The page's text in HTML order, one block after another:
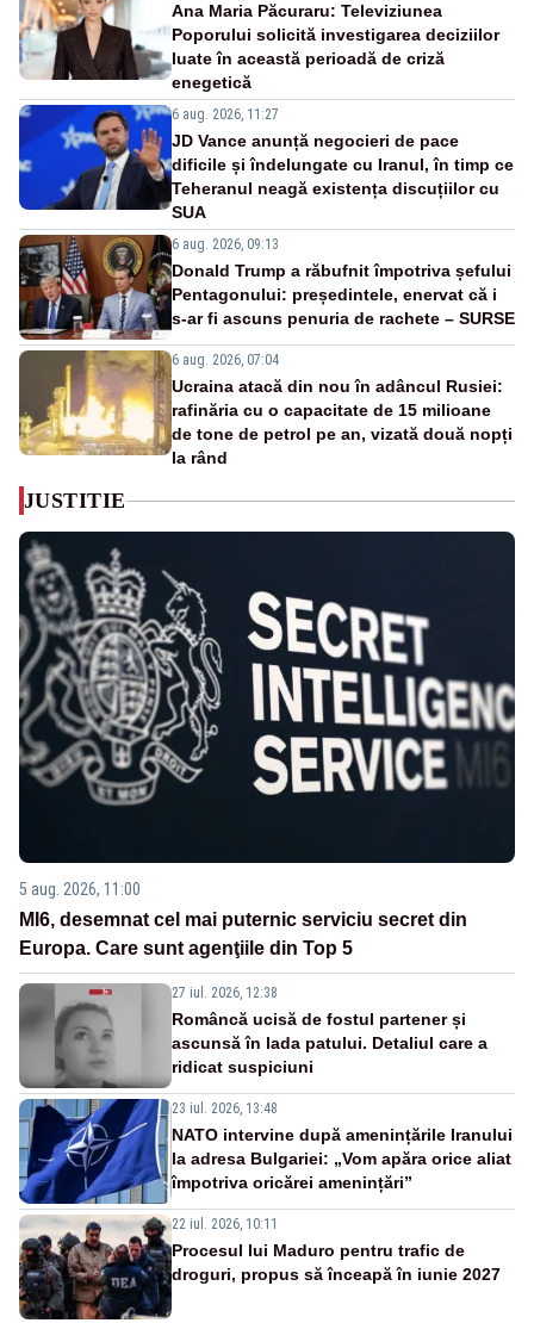
Ana Maria Păcuraru: Televiziunea
Poporului solicită investigarea deciziilor
luate în această perioadă de criză
enegetică
6 aug. 2026, 11:27
JD Vance anunță negocieri de pace
dificile și îndelungate cu Iranul, în timp ce
Teheranul neagă existența discuțiilor cu
SUA
6 aug. 2026, 09:13
Donald Trump a răbufnit împotriva șefului
Pentagonului: președintele, enervat că i
s-ar fi ascuns penuria de rachete – SURSE
6 aug. 2026, 07:04
Ucraina atacă din nou în adâncul Rusiei:
rafinăria cu o capacitate de 15 milioane
de tone de petrol pe an, vizată două nopți
la rând
JUSTITIE
5 aug. 2026, 11:00
MI6, desemnat cel mai puternic serviciu secret din
Europa. Care sunt agenţiile din Top 5
27 iul. 2026, 12:38
Româncă ucisă de fostul partener și
ascunsă în lada patului. Detaliul care a
ridicat suspiciuni
23 iul. 2026, 13:48
NATO intervine după amenințările Iranului
la adresa Bulgariei: „Vom apăra orice aliat
împotriva oricărei amenințări”
22 iul. 2026, 10:11
Procesul lui Maduro pentru trafic de
droguri, propus să înceapă în iunie 2027